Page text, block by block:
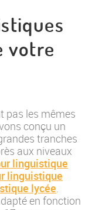
votre
pas les mêmes
conçu un
tranches
aux niveaux
linguistique
linguistique
lycée
en fonction